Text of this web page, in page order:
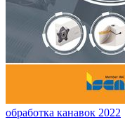
обработка канавок 2022